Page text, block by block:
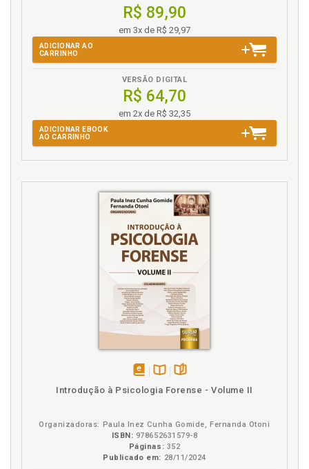
R$ 89,90
em 3x de R$ 29,97
ADICIONAR AO
CARRINHO
VERSÃO DIGITAL
R$ 64,70
em 2x de R$ 32,35
ADICIONAR EBOOK
AO CARRINHO
na
Introdução à Psicologia Forense - Volume II
Organizadoras: Paula Inez Cunha Gomide, Fernanda Otoni
ISBN: 978652631579-8
Páginas: 352
Publicado em: 28/11/2024